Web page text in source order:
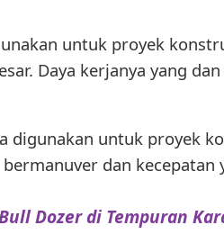
untuk proyek
Daya kerjanya yang
digunakan untuk proyek
dan
Dozer di Tempuran